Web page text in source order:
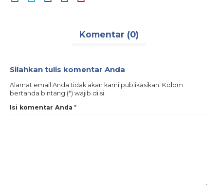
Komentar (0)
Silahkan tulis komentar Anda
Alamat email Anda tidak akan kami publikasikan. Kolom
bertanda bintang (*) wajib diisi.
Isi komentar Anda *